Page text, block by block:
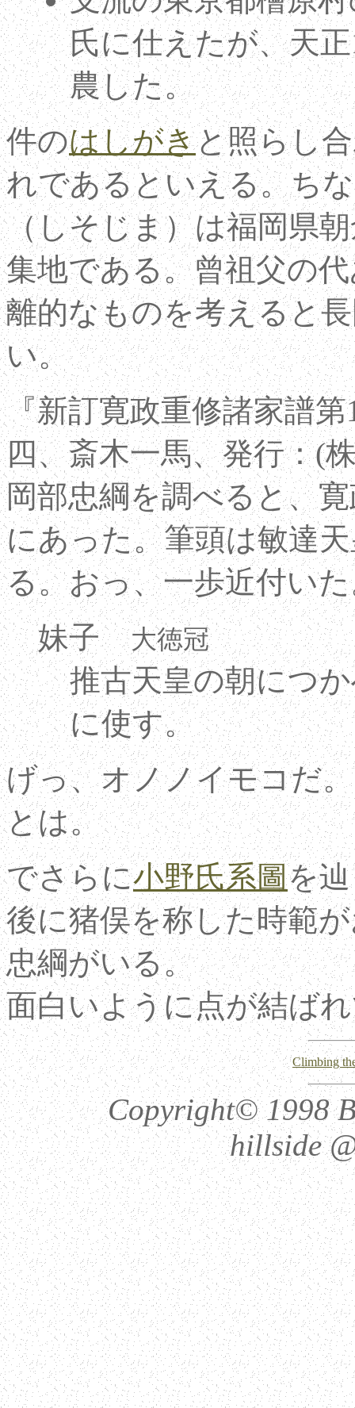
氏に仕えたが、天
農した。
件のはしがきと照らし
れであるといえる。ち
（しそじま）は福岡県
集地である。曾祖父の
離的なものを考えると
い。
『新訂寛政重修諸家譜
四、斎木一馬、発行：(
岡部忠綱を調べると、
にあった。筆頭は敏達
る。おっ、一歩近付い
妹子大徳冠
推古天皇の朝につ
に使す。
げっ、オノノイモコだ
とは。
でさらに小野氏系圖を
後に猪俣を称した時範
忠綱がいる。
面白いように点が結ば
Climbing
Copyright© 1998
hillside